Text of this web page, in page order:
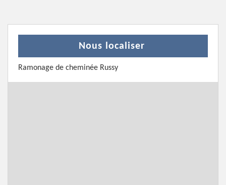
Nous localiser
Ramonage de cheminée Russy